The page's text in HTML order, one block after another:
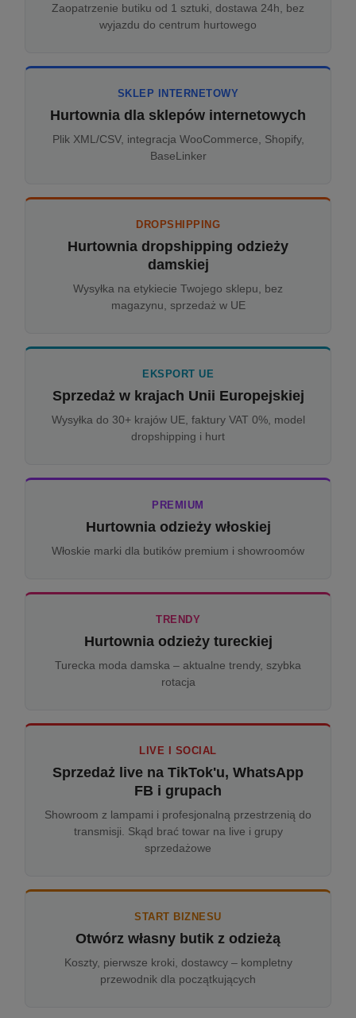
Zaopatrzenie butiku od 1 sztuki, dostawa 24h, bez
wyjazdu do centrum hurtowego
SKLEP INTERNETOWY
Hurtownia dla sklepów internetowych
Plik XML/CSV, integracja WooCommerce, Shopify,
BaseLinker
DROPSHIPPING
Hurtownia dropshipping odzieży
damskiej
Wysyłka na etykiecie Twojego sklepu, bez
magazynu, sprzedaż w UE
EKSPORT UE
Sprzedaż w krajach Unii Europejskiej
Wysyłka do 30+ krajów UE, faktury VAT 0%, model
dropshipping i hurt
PREMIUM
Hurtownia odzieży włoskiej
Włoskie marki dla butików premium i showroomów
TRENDY
Hurtownia odzieży tureckiej
Turecka moda damska – aktualne trendy, szybka
rotacja
LIVE I SOCIAL
Sprzedaż live na TikTok'u, WhatsApp
FB i grupach
Showroom z lampami i profesjonalną przestrzenią do
transmisji. Skąd brać towar na live i grupy
sprzedażowe
START BIZNESU
Otwórz własny butik z odzieżą
Koszty, pierwsze kroki, dostawcy – kompletny
przewodnik dla początkujących